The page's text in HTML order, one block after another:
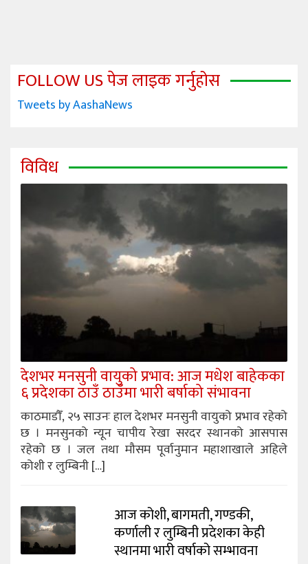
FOLLOW US पेज लाइक गर्नुहोस
Tweets by AashaNews
विविध
देशभर मनसुनी वायुको प्रभाव: आज मधेश बाहेकका
६ प्रदेशका ठाउँ ठाउँमा भारी बर्षाको संभावना
काठमाडौँ, २५ साउनः हाल देशभर मनसुनी वायुको प्रभाव रहेको
छ । मनसुनको न्यून चापीय रेखा सरदर स्थानको आसपास
रहेको छ । जल तथा मौसम पूर्वानुमान महाशाखाले अहिले
कोशी र लुम्बिनी […]
आज कोशी, बागमती, गण्डकी,
कर्णाली र लुम्बिनी प्रदेशका केही
स्थानमा भारी वर्षाको सम्भावना